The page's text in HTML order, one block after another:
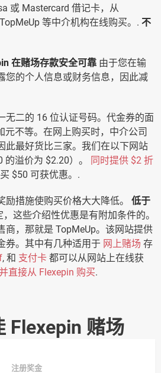
或 Mastercard 借记卡，从
等中介机构在线购买。. 不
在赌场存款安全可靠 由于您在输
您的个人信息或财务信息，因此减
无二的 16 位认证号码。代金券的面
元不等。在网上购买时，中介公司
此最好货比三家。我们在以下网站
溢价为 $2.20）。
同时提供 $2 折
$50 可获优惠。.
励措施使购买价格大大降低。 低于
这些介绍性优惠是有附加条件的。
商，那就是 TopMeUp。该网站提供
券。其中有几种适用于 网上赌场 存
, 和 支付卡 都可以从网站上在线获
直接从 Flexepin 购买.
Flexepin 赌场
注册奖金